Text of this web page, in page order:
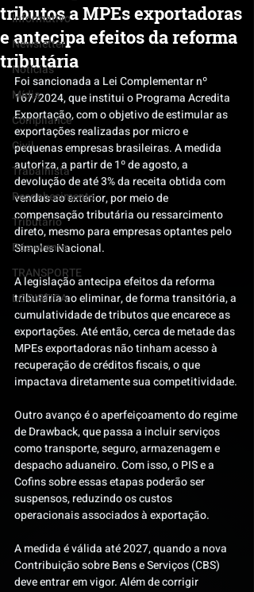
Informativo
Newsletter
Notícias
Mídia
Compliance
Civil
Trabalhista
Reconhecimento
Tributário
Pós-evento
TRANSPORTE
LOGISTICA
tributos a MPEs exportadoras
e antecipa efeitos da reforma
tributária
Foi sancionada a Lei Complementar nº
167/2024, que institui o Programa Acredita
Exportação, com o objetivo de estimular as
exportações realizadas por micro e
pequenas empresas brasileiras. A medida
autoriza, a partir de 1º de agosto, a
devolução de até 3% da receita obtida com
vendas ao exterior, por meio de
compensação tributária ou ressarcimento
direto, mesmo para empresas optantes pelo
Simples Nacional.
A legislação antecipa efeitos da reforma
tributária ao eliminar, de forma transitória, a
cumulatividade de tributos que encarece as
exportações. Até então, cerca de metade das
MPEs exportadoras não tinham acesso à
recuperação de créditos fiscais, o que
impactava diretamente sua competitividade.
Outro avanço é o aperfeiçoamento do regime
de Drawback, que passa a incluir serviços
como transporte, seguro, armazenagem e
despacho aduaneiro. Com isso, o PIS e a
Cofins sobre essas etapas poderão ser
suspensos, reduzindo os custos
operacionais associados à exportação.
A medida é válida até 2027, quando a nova
Contribuição sobre Bens e Serviços (CBS)
deve entrar em vigor. Além de corrigir